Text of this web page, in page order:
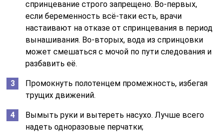
спринцевание строго запрещено. Во-первых,
если беременность всё-таки есть, врачи
настаивают на отказе от спринцевания в период
вынашивания. Во-вторых, вода из спринцовки
может смешаться с мочой по пути следования и
разбавить её.
Промокнуть полотенцем промежность, избегая
трущих движений.
Вымыть руки и вытереть насухо. Лучше всего
надеть одноразовые перчатки;